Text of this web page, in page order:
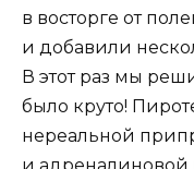
в восторге от
и добавили
В этот раз мы
было круто!
нереальной